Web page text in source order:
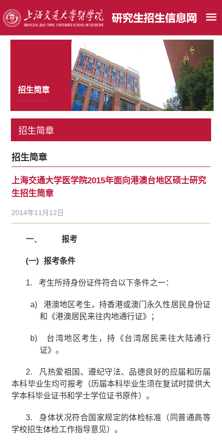
招生简章
招生简章
招生简章
上海交通大学医学院2015年面向港澳台地区硕士研究
生招生简章
2014年11月12日
一、 报考
(一) 报考条件
1. 考生所持身份证件符合以下条件之一：
a)
港澳地区考生，持香港或澳门永久性居民身份证
和《港澳居民来往内地通行证》；
b)
台湾地区考生，持《台湾居民来往大陆通行
证》。
2.
凡热爱祖国、遵纪守法、品德良好的应届和历届
本科毕业生均可报考（历届本科毕业生须在复试时提供大
学本科毕业证书和学士学位证书原件）。
3.
身体状况符合国家规定的体检标准（同普通高等
学校招生体检工作指导意见）。